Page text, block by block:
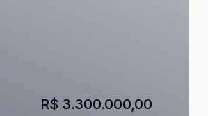
R$ 3.300.000,00